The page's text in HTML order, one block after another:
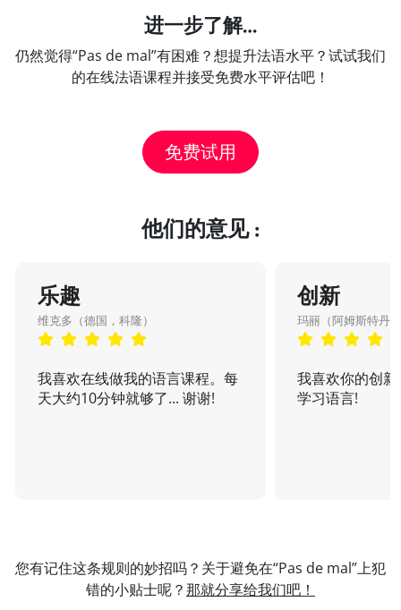
进一步了解…
仍然觉得“Pas de mal”有困难？想提升法语水平？试试我们
的在线法语课程并接受免费水平评估吧！
免费试用
他们的意见 :
乐趣
维克多（德国，科隆）
我喜欢在线做我的语言课程。每
天大约10分钟就够了... 谢谢!
创新
玛丽（阿姆斯特丹
我喜欢你的创
学习语言!
您有记住这条规则的妙招吗？关于避免在“Pas de mal”上犯
错的小贴士呢？那就分享给我们吧！